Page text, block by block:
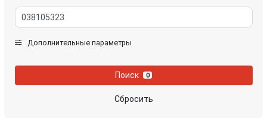
Mazda Mercedes-Benz
Nissan Opel
Дополнительные параметры
Поиск 0
Сбросить